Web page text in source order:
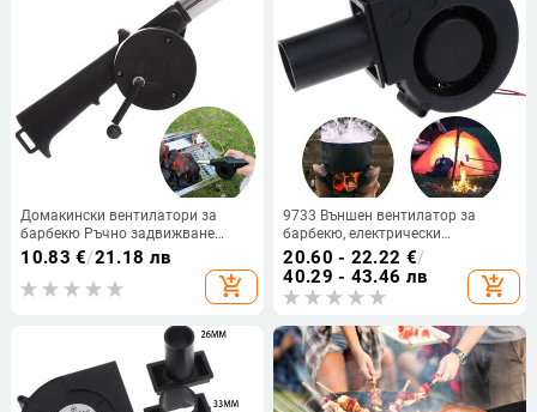
Домакински вентилатори за
барбекю Ръчно задвижване
Вентилатор за барбекю на
открито Пикник Къмпинг Скара
за готвене Огнени мехове Ръчен
вентилатор за въздух Сешоар
10.83 €/21.18 лв
add_shopping_cart
9733 Външен вентилатор за
барбекю, електрически
вентилатор за пикник, къмпинг,
барбекю, грил, вентилатор с
въздуховод, двоен сачмен лагер,
издръжлив J78C
20.60 - 22.22 €/
40.29 - 43.46 лв
add_shopping_cart